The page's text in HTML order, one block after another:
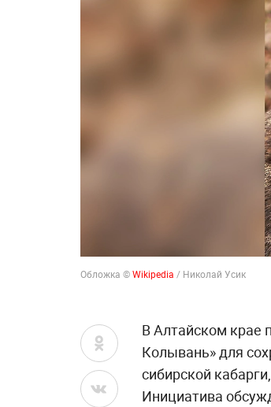
Обложка ©Wikipedia / Николай Усик
В Алтайском крае
Колывань» для
сибирской
Инициатива